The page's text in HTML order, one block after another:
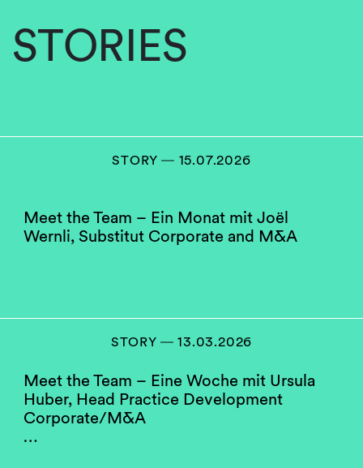
STORIES
STORY ― 15.07.2026
Meet the Team – Ein Monat mit Joël
Wernli, Substitut Corporate and M&A
STORY ― 13.03.2026
Meet the Team – Eine Woche mit Ursula
Huber, Head Practice Development
Corporate/M&A
…